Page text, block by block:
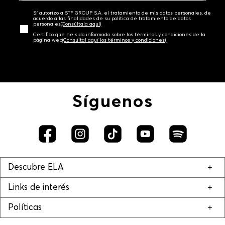
Sí autorizo a STF GROUP S.A. el tratamiento de mis datos personales, de
acuerdo a las finalidades de su política de tratamiento de datos
personales‎(Consúltala aquí)
Certifico que he sido informado sobre los términos y condiciones de la
página web‎(Consúltal aquí los términos y condiciones)
Síguenos
Descubre ELA
Links de interés
Políticas